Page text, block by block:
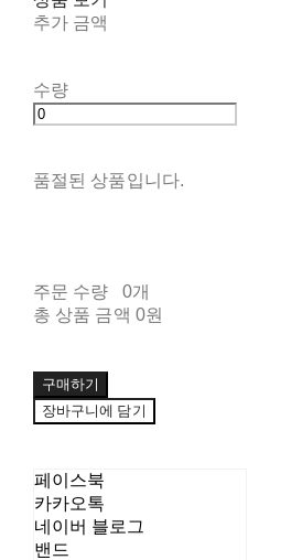
추가 금액
수량
품절된 상품입니다.
주문 수량
0개
총 상품 금액 0원
구매하기
장바구니에 담기
페이스북
카카오톡
네이버 블로그
밴드